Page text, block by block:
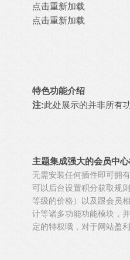
点击重新加载
点击重新加载
特色功能介绍
注:此处展示的并非所有
主题集成强大的会员中
无需安装任何插件即可拥
可以后台设置积分获取规
等级的价格）以及跟会员
计等诸多功能功能模块，
定的特权哦，对于网站盈